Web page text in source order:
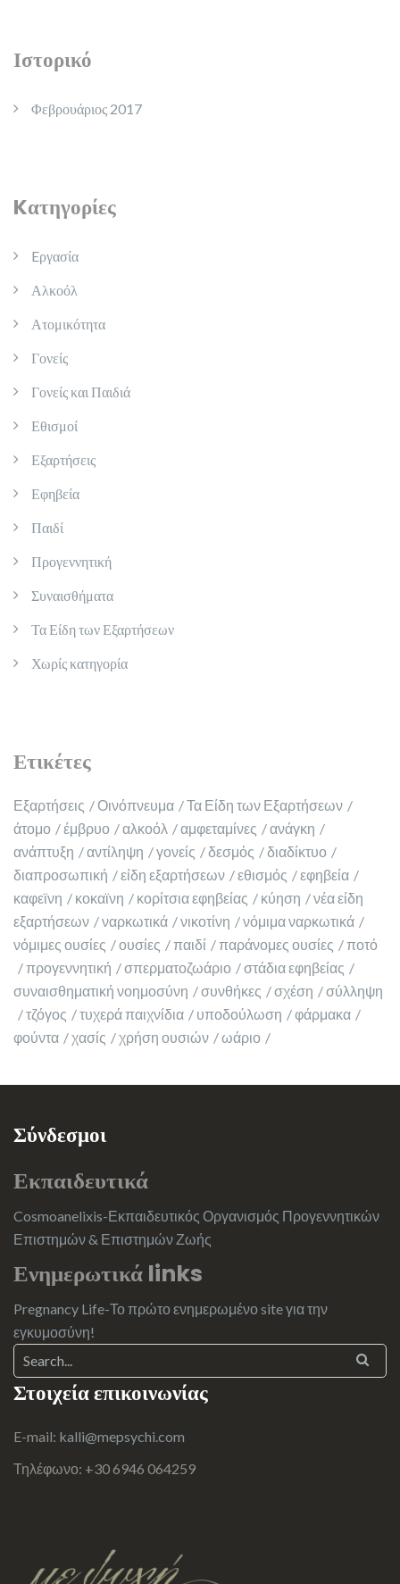
Ιστορικό
Φεβρουάριος 2017
Kατηγορίες
Eργασία
Αλκοόλ
Ατομικότητα
Γονείς
Γονείς και Παιδιά
Εθισμοί
Εξαρτήσεις
Εφηβεία
Παιδί
Προγεννητική
Συναισθήματα
Τα Είδη των Εξαρτήσεων
Χωρίς κατηγορία
Ετικέτες
Εξαρτήσεις Οινόπνευμα
Τα Είδη των Εξαρτήσεων
άτομο
έμβρυο αλκοόλ αμφεταμίνες
ανάγκη
ανάπτυξη
αντίληψη γονείς δεσμός
διαδίκτυο
διαπροσωπική
είδη εξαρτήσεων εθισμός
εφηβεία
καφεϊνη
κοκαϊνη κορίτσια εφηβείας κύηση
νέα είδη
εξαρτήσεων
ναρκωτικά νικοτίνη
νόμιμα ναρκωτικά
νόμιμες ουσίες
ουσίες παιδί παράνομες ουσίες
ποτό
προγεννητική
σπερματοζωάριο
στάδια εφηβείας
συναισθηματική νοημοσύνη
συνθήκες σχέση
σύλληψη
τζόγος
τυχερά παιχνίδια υποδούλωση
φάρμακα
φούντα
χασίς χρήση ουσιών ωάριο
Σύνδεσμοι
Εκπαιδευτικά
Cosmoanelixis-Εκπαιδευτικός Οργανισμός Προγεννητικών
Επιστημών & Επιστημών Ζωής
Ενημερωτικά links
Pregnancy Life-Το πρώτο ενημερωμένο site για την
εγκυμοσύνη!
Στοιχεία επικοινωνίας
E-mail: kalli@mepsychi.com
Τηλέφωνο: +30 6946 064259